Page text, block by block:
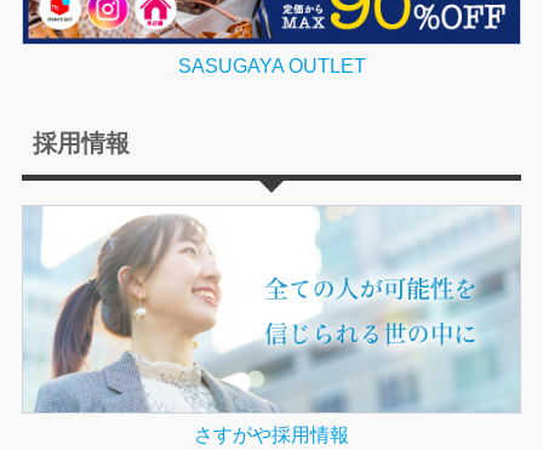
SASUGAYA OUTLET
採用情報
さすがや採用情報